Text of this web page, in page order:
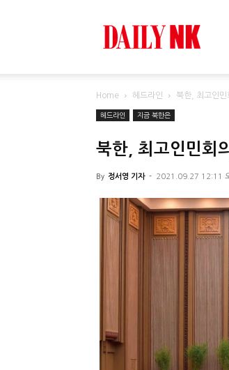
Home 헤드라인 북한, 최고인민
헤드라인 지금 북한은
북한, 최고인민회
By 정서영 기자 - 2021.09.27 12:11